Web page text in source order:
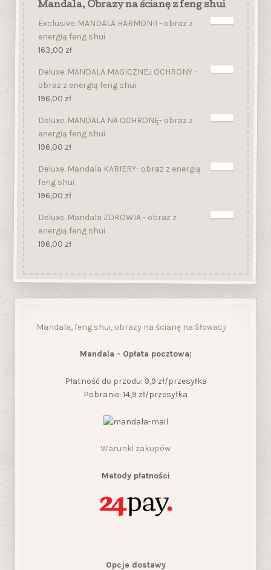
Mandala, Obrazy na ścianę z feng shui
Exclusive. MANDALA HARMONII - obraz z
energią feng shui
163,00 zł
Deluxe. MANDALA MAGICZNEJ OCHRONY -
obraz z energią feng shui
196,00 zł
Deluxe. MANDALA NA OCHRONĘ- obraz z
energią feng shui
196,00 zł
Deluxe. Mandala KARIERY- obraz z energią
feng shui
196,00 zł
Deluxe. Mandala ZDROWIA - obraz z
energią feng shui
196,00 zł
Mandala, feng shui, obrazy na ścianę na Słowacji
Mandala - Opłata pocztowa:
Płatność do przodu: 9,9 zł/przesyłka
Pobranie: 14,9 zł/przesyłka
Warunki zakupów
Metody płatności
Opcje dostawy